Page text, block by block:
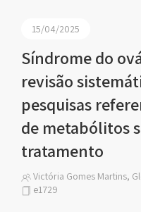
15/04/2025
Síndrome do
revisão
pesquisas
de metabólitos
tratamento
Victória Gomes Martins,
e1729